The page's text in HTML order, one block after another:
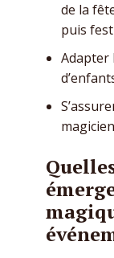
de la
puis
Adapter